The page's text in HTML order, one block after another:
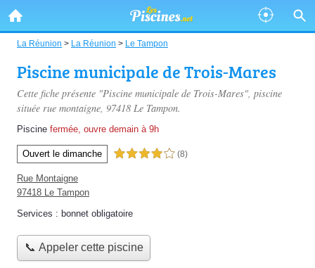
La Réunion > La Réunion > Le Tampon
Piscine municipale de Trois-Mares
Cette fiche présente "Piscine municipale de Trois-Mares", piscine
située rue montaigne, 97418 Le Tampon.
Piscine fermée, ouvre demain à 9h
Ouvert le dimanche 4,0 étoiles sur 5 (8)
Rue Montaigne
97418 Le Tampon
Services : bonnet obligatoire
📞 Appeler cette piscine